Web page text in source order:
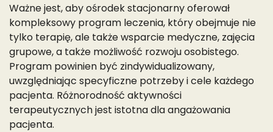
Ważne jest, aby ośrodek stacjonarny oferował
kompleksowy program leczenia, który obejmuje nie
tylko terapię, ale także wsparcie medyczne, zajęcia
grupowe, a także możliwość rozwoju osobistego.
Program powinien być zindywidualizowany,
uwzględniając specyficzne potrzeby i cele każdego
pacjenta. Różnorodność aktywności
terapeutycznych jest istotna dla angażowania
pacjenta.